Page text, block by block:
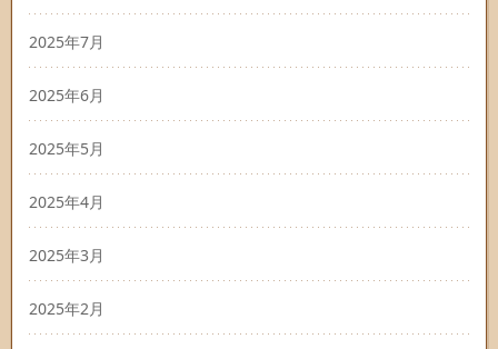
2025年7月
2025年6月
2025年5月
2025年4月
2025年3月
2025年2月